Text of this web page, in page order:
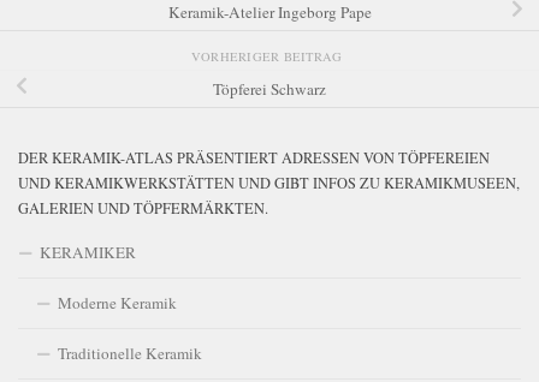
Keramik-Atelier Ingeborg Pape
VORHERIGER BEITRAG
Töpferei Schwarz
DER KERAMIK-ATLAS PRÄSENTIERT ADRESSEN VON TÖPFEREIEN
UND KERAMIKWERKSTÄTTEN UND GIBT INFOS ZU KERAMIKMUSEEN,
GALERIEN UND TÖPFERMÄRKTEN.
KERAMIKER
Moderne Keramik
Traditionelle Keramik